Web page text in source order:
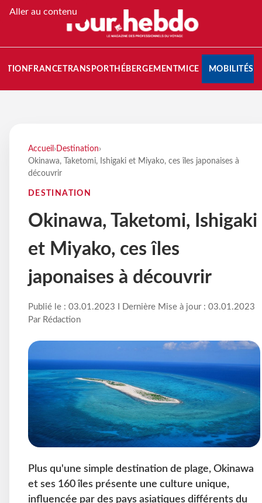
Aller au contenu
FRANCETRANSPORT HÉBERGEMENTMICE MOBILITÉS
Accueil › Destination›
Okinawa, Taketomi, Ishigaki et Miyako, ces îles japonaises à
découvrir
DESTINATION
Okinawa, Taketomi, Ishigaki
et Miyako, ces îles
japonaises à découvrir
Publié le : 03.01.2023 I Dernière Mise à jour : 03.01.2023
Par Rédaction
Plus qu'une simple destination de plage, Okinawa
et ses 160 îles présente une culture unique,
influencée par des pays asiatiques différents du